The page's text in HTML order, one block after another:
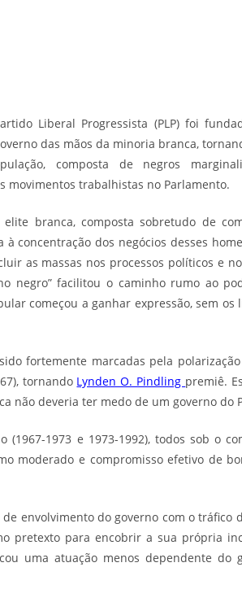
Liberal Progressista (PLP) foi
das mãos da minoria branca,
composta de negros
movimentos trabalhistas no Parlamento.
branca, composta sobretudo de
à concentração dos negócios desses
as massas nos processos políticos e
negro” facilitou o caminho rumo ao
começou a ganhar expressão, sem
fortemente marcadas pela
tornando Lynden O. Pindling premiê.
não deveria ter medo de um governo do
1973 e 1973-1992), todos sob o
moderado e compromisso efetivo de
envolvimento do governo com o tráfico
pretexto para encobrir a sua própria
uma atuação menos dependente do